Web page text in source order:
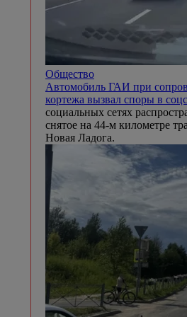
Общество
Автомобиль ГАИ при
кортежа вызвал споры в
социальных сетях
снятое на 44-м километре
Новая Ладога.